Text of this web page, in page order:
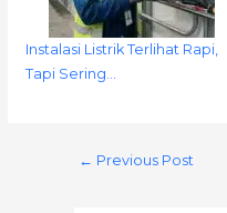
Instalasi Listrik Terlihat Rapi,
Tapi Sering…
← Previous Post